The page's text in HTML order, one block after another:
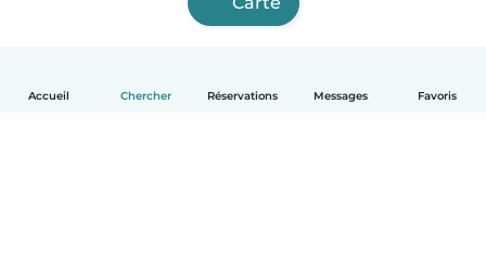
Accueil Chercher Réservations Messages Favoris